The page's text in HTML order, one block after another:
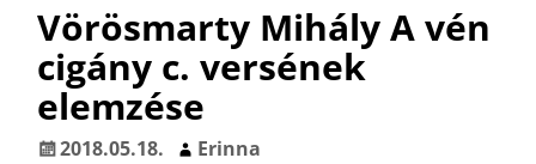
Vörösmarty Mihály A vén
cigány c. versének
elemzése
2018.05.18.
Erinna